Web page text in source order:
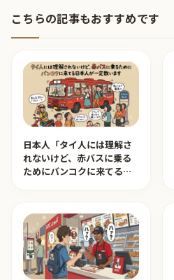
こちらの記事もおすすめです
日本人「タイ人には理解さ
れないけど、赤バスに乗る
ためにバンコクに来てる日